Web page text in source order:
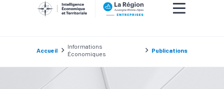
Accueil
Informations
Économiques
Publications